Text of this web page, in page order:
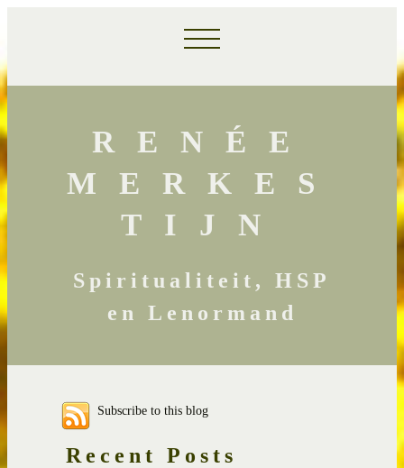
RENÉE
MERKES
TIJN
Spiritualiteit, HSP
en Lenormand
Subscribe to this blog
Recent Posts